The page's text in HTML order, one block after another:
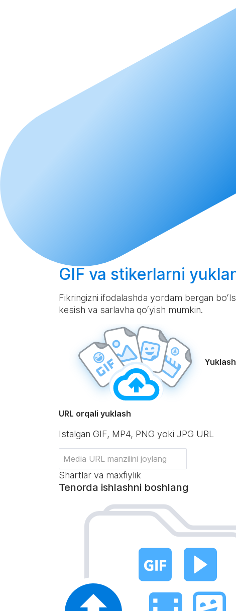
GIF va stikerlarni
Fikringizni ifodalashda yordam bergan
kesish va sarlavha qoʻyish mumkin.
URL orqali yuklash
Istalgan GIF, MP4, PNG yoki JPG URL
Shartlar va maxfiylik
Tenorda ishlashni boshlang